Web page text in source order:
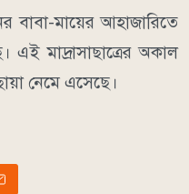
বাবা-মায়ের আহাজারিতে
মাদ্রাসাছাত্রের অকাল
নেমে এসেছে।